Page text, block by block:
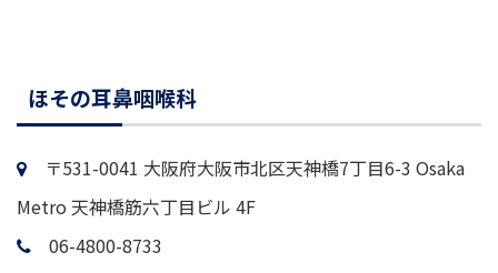
ほその耳鼻咽喉科
〒531-0041 大阪府大阪市北区天神橋7丁目6-3 Osaka
Metro 天神橋筋六丁目ビル 4F
06-4800-8733